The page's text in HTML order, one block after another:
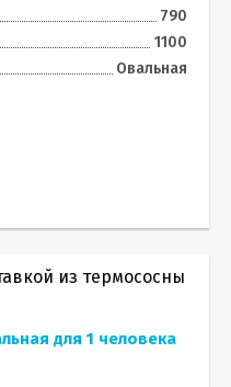
790
1100
Овальная
для 1 человека